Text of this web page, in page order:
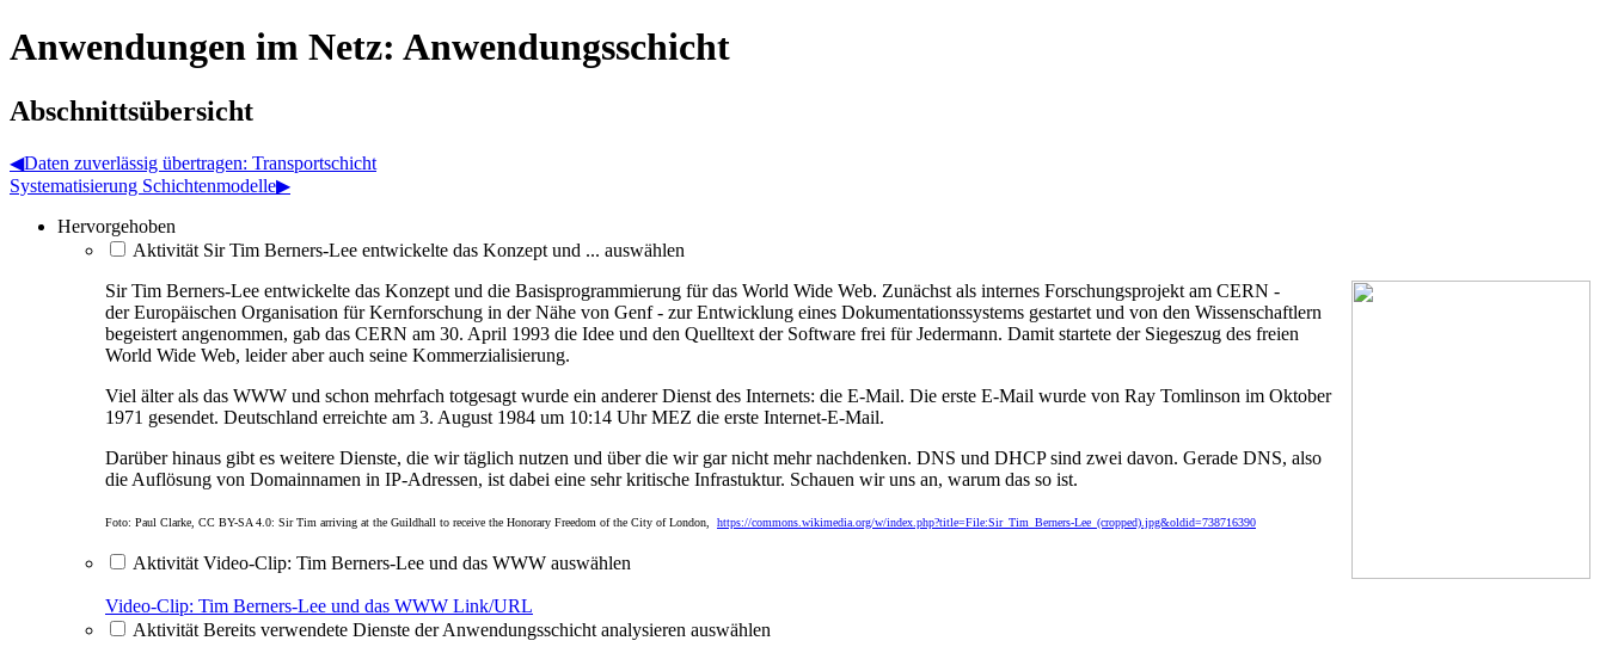
Anwendungen im Netz: Anwendungsschicht
Abschnittsübersicht
◀︎Daten zuverlässig übertragen: Transportschicht
Systematisierung Schichtenmodelle▶︎
Hervorgehoben
Aktivität Sir Tim Berners-Lee entwickelte das Konzept und ... auswählen
Sir Tim Berners-Lee entwickelte das Konzept und die Basisprogrammierung für das World Wide Web. Zunächst als internes Forschungsprojekt am CERN -
derEuropäischen Organisation für Kernforschung in der Nähe von Genf - zur Entwicklung eines Dokumentationssystems gestartet und von den Wissenschaftlern
begeistert angenommen, gab das CERN am 30. April 1993 die Idee und den Quelltext der Software frei für Jedermann. Damit startete der Siegeszug des freien
World Wide Web, leider aber auch seine Kommerzialisierung.
Viel älter als das WWW und schon mehrfach totgesagt wurde ein anderer Dienst des Internets: die E-Mail. Die erste E-Mail wurde von Ray Tomlinson im Oktober
1971 gesendet. Deutschland erreichte am 3. August 1984 um 10:14 Uhr MEZ die erste Internet-E-Mail.
Darüber hinaus gibt es weitere Dienste, die wir täglich nutzen und über die wir gar nicht mehr nachdenken. DNS und DHCP sind zwei davon. Gerade DNS, also
die Auflösung von Domainnamen in IP-Adressen, ist dabei eine sehr kritische Infrastuktur. Schauen wir uns an, warum das so ist.
Foto: Paul Clarke, CC BY-SA 4.0: Sir Tim arriving at the Guildhall to receive the Honorary Freedom of the City of London, https://commons.wikimedia.org/w/index.php?title=File:Sir_Tim_Berners-Lee_(cropped).jpg&oldid=738716390
Aktivität Video-Clip: Tim Berners-Lee und das WWW auswählen
Video-Clip: Tim Berners-Lee und das WWW Link/URL
Aktivität Bereits verwendete Dienste der Anwendungsschicht analysieren auswählen